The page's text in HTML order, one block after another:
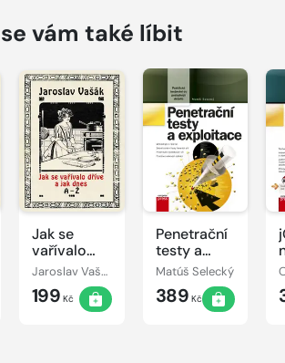
vám také líbit
Jak se
vařívalo
kdysi a jak
dnes A-Ž
Jaroslav Vašák
199 Kč
Penetrační
testy a
exploitace
Matúš Selecký
389 Kč